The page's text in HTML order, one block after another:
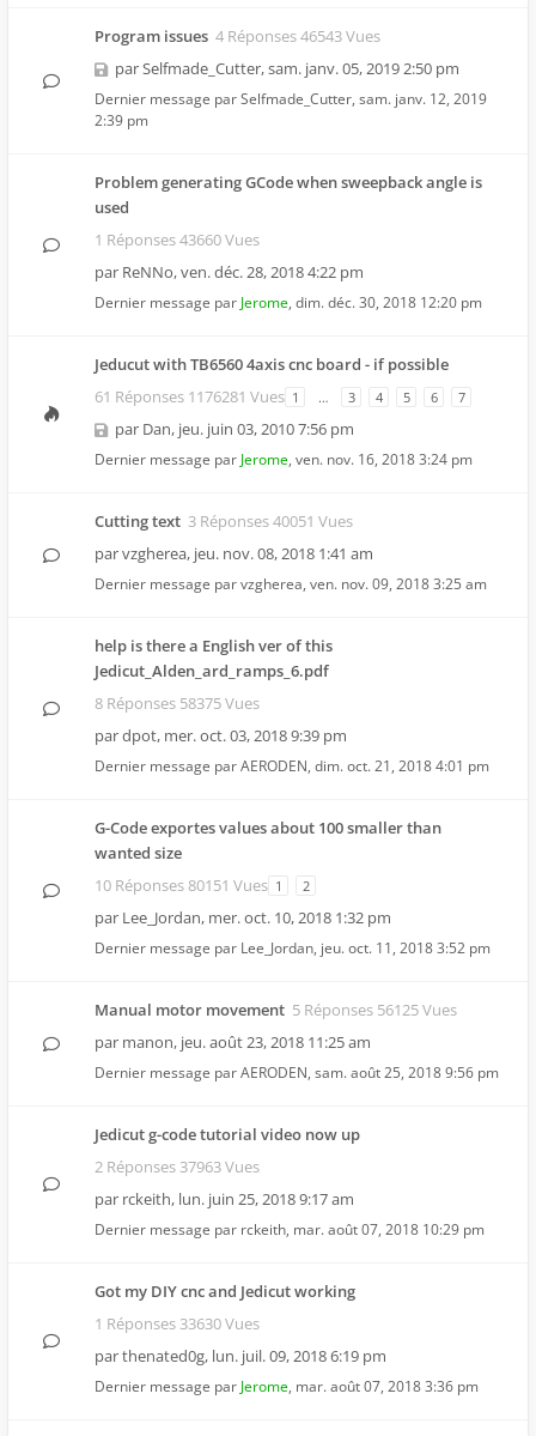
Program issues 4 Réponses 46543 Vues
parSelfmade_Cutter,sam. janv. 05, 2019 2:50 pm
Dernier message parSelfmade_Cutter, sam. janv. 12, 2019
2:39 pm
Problem generating GCode when sweepback angle is
used
1 Réponses 43660 Vues
par ReNNo,ven. déc. 28, 2018 4:22 pm
Dernier message par Jerome, dim. déc. 30, 2018 12:20 pm
Jeducut with TB6560 4axis cnc board - if possible
61 Réponses 1176281 Vues 1 … 3 4 5 6 7
par Dan, jeu. juin 03, 2010 7:56 pm
Dernier message par Jerome, ven. nov. 16, 2018 3:24 pm
Cutting text 3 Réponses 40051 Vues
parvzgherea, jeu. nov. 08, 2018 1:41 am
Dernier message parvzgherea, ven. nov. 09, 2018 3:25 am
help is there a English ver of this
Jedicut_Alden_ard_ramps_6.pdf
8 Réponses 58375 Vues
pardpot, mer. oct. 03, 2018 9:39 pm
Dernier message parAERODEN, dim. oct. 21, 2018 4:01 pm
G-Code exportes values about 100 smaller than
wanted size
10 Réponses 80151 Vues 1 2
par Lee_Jordan, mer. oct. 10, 2018 1:32 pm
Dernier message par Lee_Jordan, jeu. oct. 11, 2018 3:52 pm
Manual motor movement 5 Réponses 56125 Vues
par manon, jeu. août 23, 2018 11:25 am
Dernier message parAERODEN, sam. août 25, 2018 9:56 pm
Jedicut g-code tutorial video now up
2 Réponses 37963 Vues
par rckeith, lun. juin 25, 2018 9:17 am
Dernier message par rckeith, mar. août 07, 2018 10:29 pm
Got my DIY cnc and Jedicut working
1 Réponses 33630 Vues
parthenated0g, lun. juil. 09, 2018 6:19 pm
Dernier message par Jerome, mar. août 07, 2018 3:36 pm